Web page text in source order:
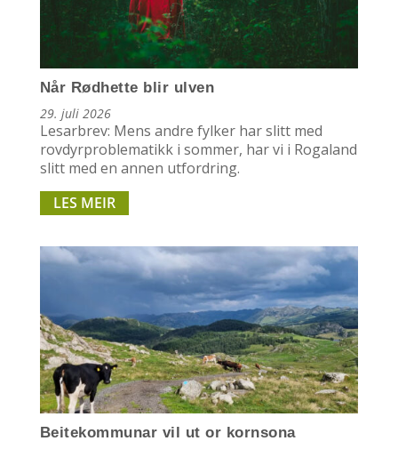
Når Rødhette blir ulven
29. juli 2026
Lesarbrev: Mens andre fylker har slitt med
rovdyrproblematikk i sommer, har vi i Rogaland
slitt med en annen utfordring.
LES MEIR
Beitekommunar vil ut or kornsona